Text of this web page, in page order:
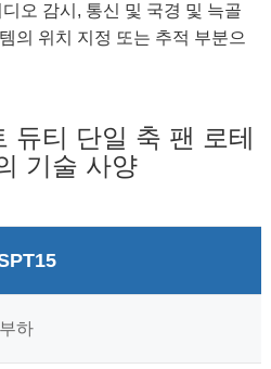
오 감시, 통신 및 국경 및 늑골
의 위치 지정 또는 추적 부분으
듀티 단일 축 팬 로테
기술 사양
하